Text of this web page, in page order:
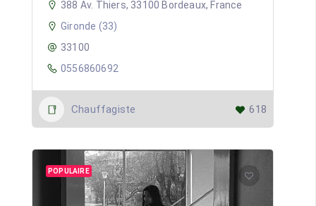
388 Av. Thiers, 33100 Bordeaux, France
Gironde (33)
33100
0556860692
Chauffagiste 618
POPULAIRE